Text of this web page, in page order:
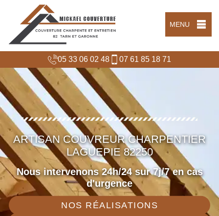
MENU
05 33 06 02 48 07 61 85 18 71
ARTISAN COUVREUR CHARPENTIER
LAGUEPIE 82250
Nous intervenons 24h/24 sur 7j/7 en cas
d'urgence
NOS RÉALISATIONS